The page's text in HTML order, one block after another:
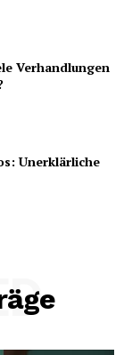
Verhandlungen
Unerklärliche